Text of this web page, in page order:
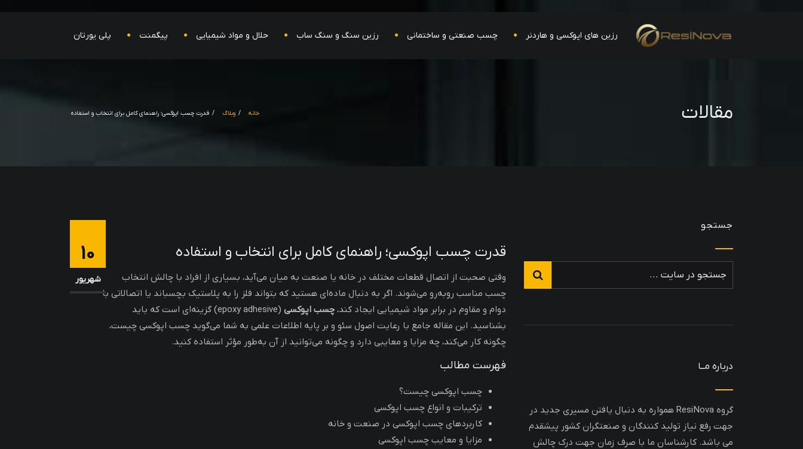
رزین های اپوکسی و هاردنر چسب صنعتی و ساختمانی رزین سنگ و سنگ ساب حلال و مواد شیمیایی پیگمنت پلی یورتان
مقالات خانه وبلاگ قدرت چسب اپوکسی؛ راهنمای کامل برای انتخاب و استفاده
قدرت چسب اپوکسی؛ راهنمای کامل برای انتخاب و استفاده
وقتی صحبت از اتصال قطعات مختلف در خانه یا صنعت به میان می‌آید، بسیاری از افراد با چالش انتخاب
چسب مناسب روبه‌رو می‌شوند. اگر به دنبال ماده‌ای هستید که بتواند فلز را به پلاستیک بچسباند یا اتصالاتی با
دوام و مقاوم در برابر مواد شیمیایی ایجاد کند، چسب اپوکسی
(epoxy adhesive) گزینه‌ای است که باید
بشناسید. این مقاله جامع با رعایت اصول سئو و بر پایه اطلاعات علمی به شما می‌گوید چسب اپوکسی چیست،
چگونه کار می‌کند، چه مزایا و معایبی دارد و چگونه می‌توانید از آن به‌طور مؤثر استفاده کنید.
فهرست مطالب
چسب اپوکسی چیست؟
ترکیبات و انواع چسب اپوکسی
کاربردهای چسب اپوکسی در صنعت و خانه
مزایا و معایب چسب اپوکسی
10
شهریور
جستجو
درباره مــا
گروه ResiNova همواره به دنبال یافتن مسیری جدید در
جهت رفع نیاز تولید کنندگان و صنعتگران کشور پیشقدم
می باشد. کارشناسان ما با صرف زمان جهت درک چالش